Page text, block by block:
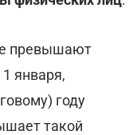
превышают
января,
году
такой